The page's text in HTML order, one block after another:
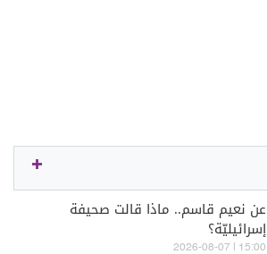
عن نعيم قاسم.. ماذا قالت صحيفة
إسرائيليّة؟
15:00 | 2026-08-07